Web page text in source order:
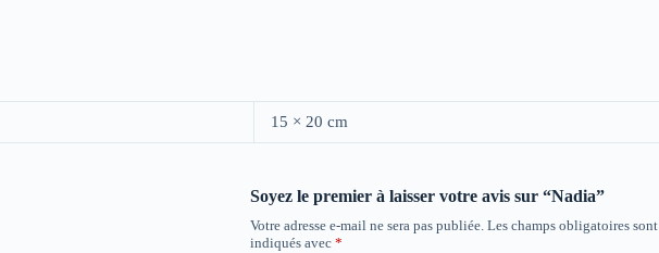
15 × 20 cm
Soyez le premier à laisser votre avis sur “Nadia”
Votre adresse e-mail ne sera pas publiée. Les champs obligatoires sont
indiqués avec *